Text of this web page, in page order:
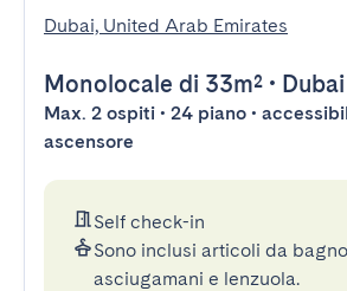
Dubai, United Arab Emirates
Monolocale di 33m² • Dubai
Max. 2 ospiti • 24 piano •
ascensore
Self check-in
Sono inclusi articoli da
asciugamani e lenzuola.